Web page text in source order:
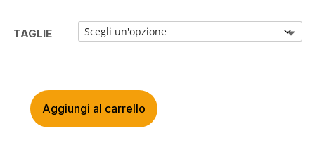
TAGLIE
FOX
RANGER
Aggiungi al carrello